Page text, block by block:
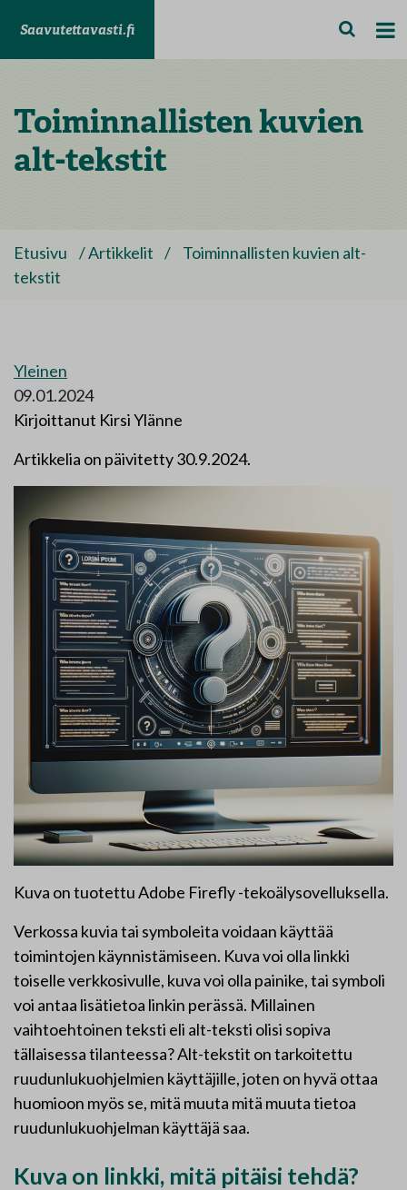
Saavutettavasti.fi
Toiminnallisten kuvien
alt-tekstit
Etusivu /Artikkelit /
Toiminnallisten kuvien alt-
tekstit
Yleinen
09.01.2024
Kirjoittanut Kirsi Ylänne
Artikkelia on päivitetty 30.9.2024.
Kuva on tuotettu Adobe Firefly -tekoälysovelluksella.
Verkossa kuvia tai symboleita voidaan käyttää
toimintojen käynnistämiseen. Kuva voi olla linkki
toiselle verkkosivulle, kuva voi olla painike, tai symboli
voi antaa lisätietoa linkin perässä. Millainen
vaihtoehtoinen teksti eli alt-teksti olisi sopiva
tällaisessa tilanteessa? Alt-tekstit on tarkoitettu
ruudunlukuohjelmien käyttäjille, joten on hyvä ottaa
huomioon myös se, mitä muuta mitä muuta tietoa
ruudunlukuohjelman käyttäjä saa.
Kuva on linkki, mitä pitäisi tehdä?